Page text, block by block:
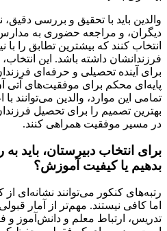
والدین باید با تحقیق و بررسی
دیگران، و مراجعه حضوری به مدارس
انتخاب کنند که بیشترین تطابق را با
فرزندانشان داشته باشد. این
برای آینده تحصیلی و حرفه‌ای
پایه‌ای محکم برای موفقیت‌های آتی
تمامی این موارد، والدین می‌توانند
بهترین تصمیم را برای تحصیل
در مسیر موفقیت همراهی کنند.
برای انتخاب دبیرستان، باید
بدهیم یا کیفیت آموزش؟
رتبه‌های کنکور می‌توانند نشانه‌ای
اما کافی نیستند. مهم‌تر از آمار
تدریس، ارتباط معلم و دانش‌آموز